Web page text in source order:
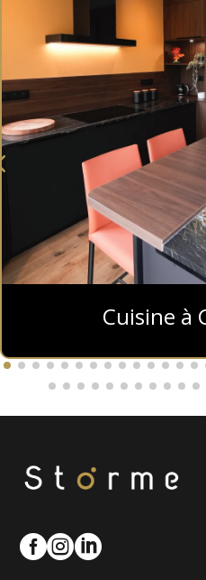
Cuisine à
